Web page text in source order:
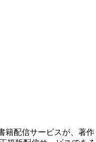
籍配信サービスが、著作